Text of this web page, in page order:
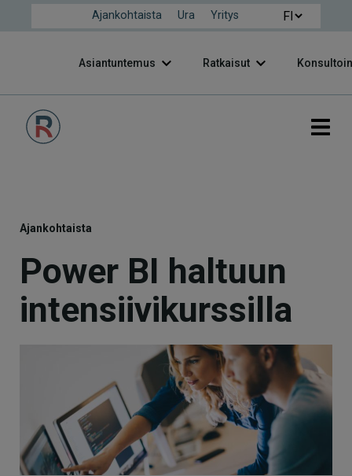
Ajankohtaista Ura Yritys
Asiantuntemus Ratkaisut
Ajankohtaista
Power BI haltuun
intensiivikurssilla